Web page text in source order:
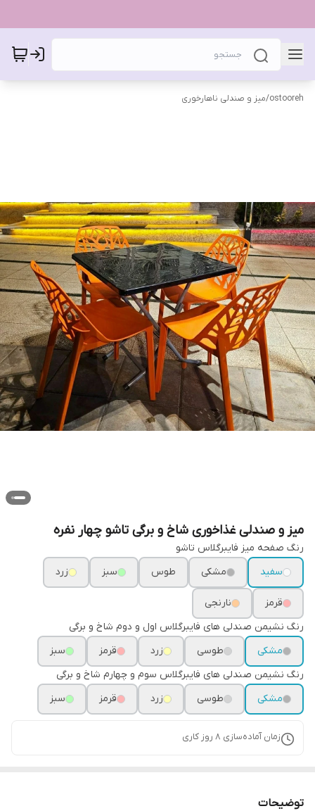
ostooreh
/میز و صندلی ناهارخوری
میز و صندلی غذاخوری شاخ و برگی تاشو چهار نفره
رنگ صفحه میز فایبرگلاس تاشو
سفید
مشکی طوس سبز زرد
قرمز
نارنجی
رنگ نشیمن صندلی های فایبرگلاس اول و دوم شاخ و برگی
مشکی
طوسی زرد قرمز
سبز
رنگ نشیمن صندلی های فایبرگلاس سوم و چهارم شاخ و برگی
مشکی
طوسی زرد قرمز سبز
زمان آماده‌سازی 8 روز کاری
توضیحات